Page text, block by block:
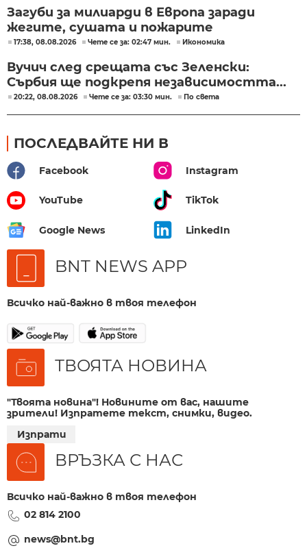
Загуби за милиарди в Европа заради
жегите, сушата и пожарите
17:38, 08.08.2026 Чете се за: 02:47 мин. Икономика
Вучич след срещата със Зеленски:
Сърбия ще подкрепя независимостта...
20:22, 08.08.2026 Чете се за: 03:30 мин. По света
ПОСЛЕДВАЙТЕ НИ В
Facebook Instagram
YouTube TikTok
Google News LinkedIn
BNT NEWS APP
Всичко най-важно в твоя телефон
ТВОЯТА НОВИНА
"Твоята новина"! Новините от вас, нашите
зрители! Изпратете текст, снимки, видео.
Изпрати
ВРЪЗКА С НАС
Всичко най-важно в твоя телефон
02 814 2100
news@bnt.bg